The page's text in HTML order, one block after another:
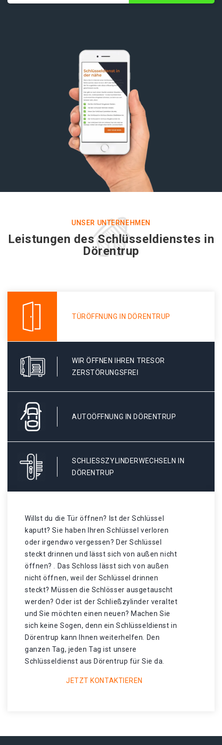
UNSER UNTERNEHMEN
Leistungen des Schlüsseldienstes in
Dörentrup
TÜRÖFFNUNG IN DÖRENTRUP
WIR ÖFFNEN IHREN TRESOR
ZERSTÖRUNGSFREI
AUTOÖFFNUNG IN DÖRENTRUP
SCHLIESSZYLINDERWECHSELN IN D
ÖRENTRUP
Willst du die Tür öffnen? Ist der Schlüssel
kaputt? Sie haben Ihren Schlüssel verloren
oder irgendwo vergessen? Der Schlüssel
steckt drinnen und lässt sich von außen nicht
öffnen? . Das Schloss lässt sich von außen
nicht öffnen, weil der Schlüssel drinnen
steckt? Müssen die Schlösser ausgetauscht
werden? Oder ist der Schließzylinder veraltet
und Sie möchten einen neuen? Machen Sie
sich keine Sogen, denn ein Schlüsseldienst in
Dörentrup kann Ihnen weiterhelfen. Den
ganzen Tag, jeden Tag ist unsere
Schlüsseldienst aus Dörentrup für Sie da.
JETZT KONTAKTIEREN